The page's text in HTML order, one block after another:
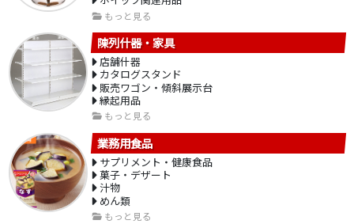
もっと見る
陳列什器・家具
店舗什器
カタログスタンド
販売ワゴン・傾斜展示台
縁起用品
もっと見る
業務用食品
サプリメント・健康食品
菓子・デザート
汁物
めん類
もっと見る